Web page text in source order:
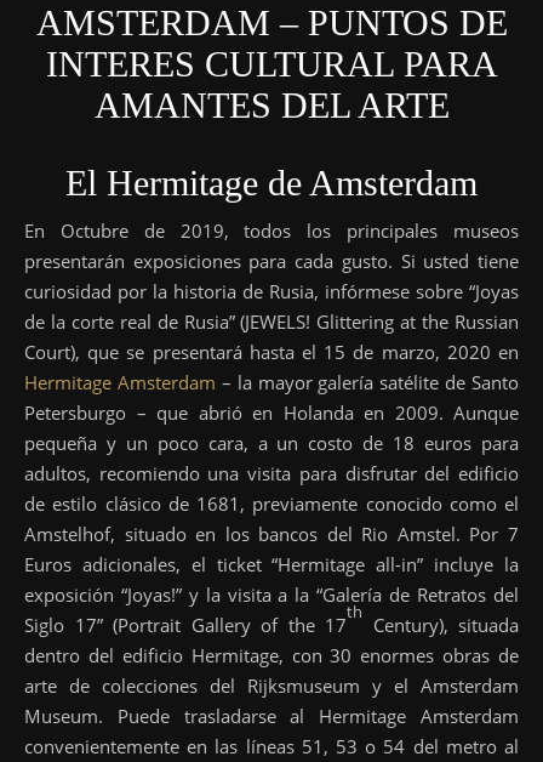
AMSTERDAM – PUNTOS DE
INTERES CULTURAL PARA
AMANTES DEL ARTE
El Hermitage de Amsterdam
En Octubre de 2019, todos los principales museos
presentarán exposiciones para cada gusto. Si usted tiene
curiosidad por la historia de Rusia, infórmese sobre “Joyas
de la corte real de Rusia” (JEWELS! Glittering at the Russian
Court), que se presentará hasta el 15 de marzo, 2020 en
Hermitage Amsterdam – la mayor galería satélite de Santo
Petersburgo – que abrió en Holanda en 2009. Aunque
pequeña y un poco cara, a un costo de 18 euros para
adultos, recomiendo una visita para disfrutar del edificio
de estilo clásico de 1681, previamente conocido como el
Amstelhof, situado en los bancos del Rio Amstel. Por 7
Euros adicionales, el ticket “Hermitage all-in” incluye la
exposición “Joyas!” y la visita a la “Galería de Retratos del
Siglo 17” (Portrait Gallery of the 17
th
Century), situada
dentro del edificio Hermitage, con 30 enormes obras de
arte de colecciones del Rijksmuseum y el Amsterdam
Museum. Puede trasladarse al Hermitage Amsterdam
convenientemente en las líneas 51, 53 o 54 del metro al